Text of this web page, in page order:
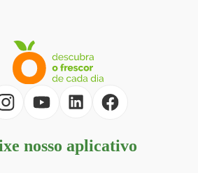
nosso aplicativo